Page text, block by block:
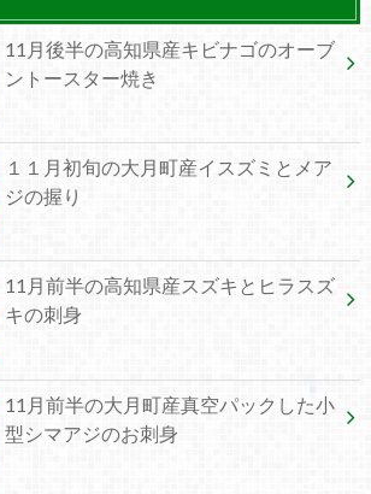
11月後半の高知県産キビナゴのオーブ
ントースター焼き
１１月初旬の大月町産イスズミとメア
ジの握り
11月前半の高知県産スズキとヒラスズ
キの刺身
11月前半の大月町産真空パックした小
型シマアジのお刺身